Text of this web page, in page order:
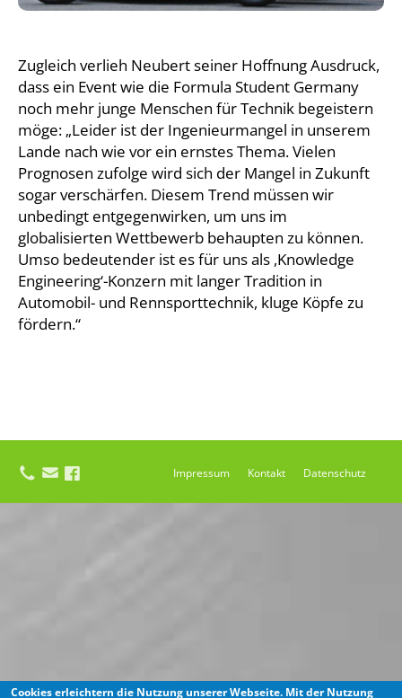
Zugleich verlieh Neubert seiner Hoffnung Ausdruck,
dass ein Event wie die Formula Student Germany
noch mehr junge Menschen für Technik begeistern
möge: „Leider ist der Ingenieurmangel in unserem
Lande nach wie vor ein ernstes Thema. Vielen
Prognosen zufolge wird sich der Mangel in Zukunft
sogar verschärfen. Diesem Trend müssen wir
unbedingt entgegenwirken, um uns im
globalisierten Wettbewerb behaupten zu können.
Umso bedeutender ist es für uns als ,Knowledge
Engineering‘-Konzern mit langer Tradition in
Automobil- und Rennsporttechnik, kluge Köpfe zu
fördern.“
Impressum Kontakt Datenschutz
Cookies erleichtern die Nutzung unserer Webseite. Mit der Nutzung